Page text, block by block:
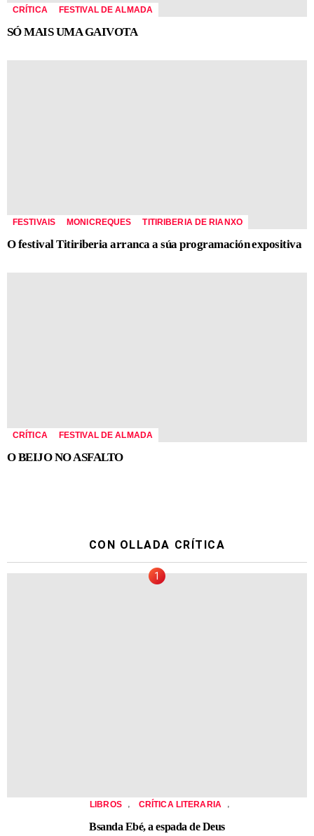
CRÍTICA FESTIVAL DE ALMADA
SÓ MAIS UMA GAIVOTA
FESTIVAIS MONICREQUES TITIRIBERIA DE RIANXO
O festival Titiriberia arranca a súa programación expositiva
CRÍTICA FESTIVAL DE ALMADA
O BEIJO NO ASFALTO
CON OLLADA CRÍTICA
LIBROS , CRÍTICA LITERARIA ,
Bsanda Ebé, a espada de Deus